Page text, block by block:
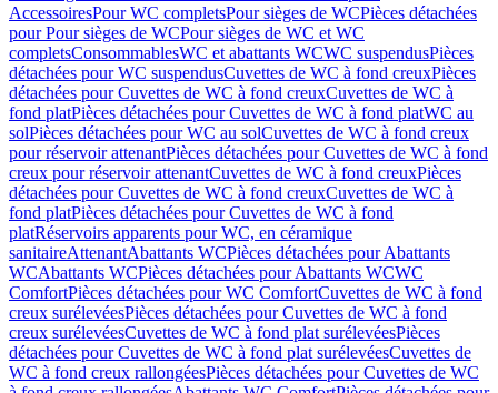
AccessoiresPour WC completsPour sièges de WCPièces détachées
pour Pour sièges de WCPour sièges de WC et WC
completsConsommablesWC et abattants WCWC suspendusPièces
détachées pour WC suspendusCuvettes de WC à fond creuxPièces
détachées pour Cuvettes de WC à fond creuxCuvettes de WC à
fond platPièces détachées pour Cuvettes de WC à fond platWC au
solPièces détachées pour WC au solCuvettes de WC à fond creux
pour réservoir attenantPièces détachées pour Cuvettes de WC à fond
creux pour réservoir attenantCuvettes de WC à fond creuxPièces
détachées pour Cuvettes de WC à fond creuxCuvettes de WC à
fond platPièces détachées pour Cuvettes de WC à fond
platRéservoirs apparents pour WC, en céramique
sanitaireAttenantAbattants WCPièces détachées pour Abattants
WCAbattants WCPièces détachées pour Abattants WCWC
ComfortPièces détachées pour WC ComfortCuvettes de WC à fond
creux surélevéesPièces détachées pour Cuvettes de WC à fond
creux surélevéesCuvettes de WC à fond plat surélevéesPièces
détachées pour Cuvettes de WC à fond plat surélevéesCuvettes de
WC à fond creux rallongéesPièces détachées pour Cuvettes de WC